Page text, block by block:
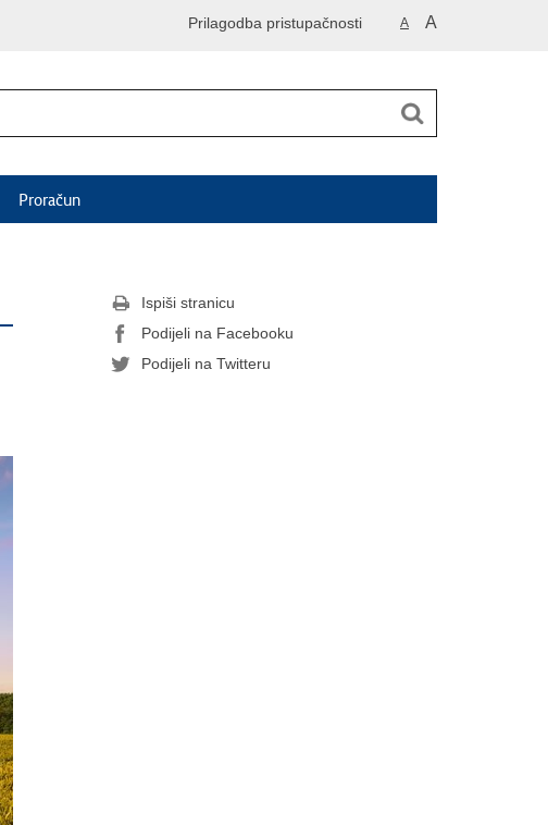
A A
Prilagodba pristupačnosti
Proračun
Ispiši stranicu
Podijeli na Facebooku
Podijeli na Twitteru